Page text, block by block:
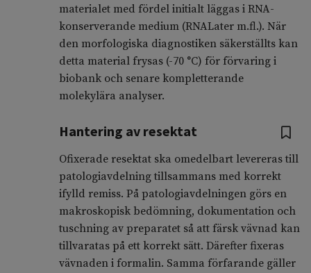
materialet med fördel initialt läggas i RNA-
konserverande medium (RNALater m.fl.). När
den morfologiska diagnostiken säkerställts kan
detta material frysas (-70 °C) för förvaring i
biobank och senare kompletterande
molekylära analyser.
Hantering av resektat
Ofixerade resektat ska omedelbart levereras till
patologiavdelning tillsammans med korrekt
ifylld remiss. På patologiavdelningen görs en
makroskopisk bedömning, dokumentation och
tuschning av preparatet så att färsk vävnad kan
tillvaratas på ett korrekt sätt. Därefter fixeras
vävnaden i formalin. Samma förfarande gäller